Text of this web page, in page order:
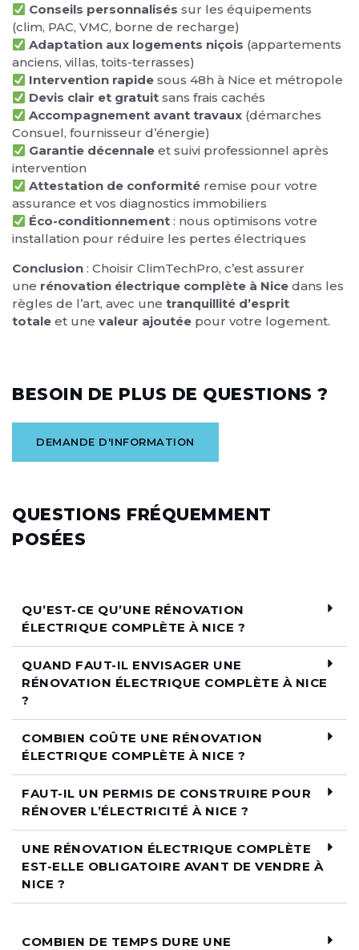
Conseils personnalisés sur les équipements
(clim, PAC, VMC, borne de recharge)
Adaptation aux logements niçois (appartements
anciens, villas, toits-terrasses)
Intervention rapide sous 48h à Nice et métropole
Devis clair et gratuit sans frais cachés
Accompagnement avant travaux (démarches
Consuel, fournisseur d’énergie)
Garantie décennale et suivi professionnel après
intervention
Attestation de conformité remise pour votre
assurance et vos diagnostics immobiliers
Éco-conditionnement : nous optimisons votre
installation pour réduire les pertes électriques
Conclusion : Choisir ClimTechPro, c’est assurer
une rénovation électrique complète à Nice dans les
règles de l’art, avec une tranquillité d’esprit
totale et une valeur ajoutée pour votre logement.
BESOIN DE PLUS DE QUESTIONS ?
DEMANDE D'INFORMATION
QUESTIONS FRÉQUEMMENT
POSÉES
QU’EST-CE QU’UNE RÉNOVATION
ÉLECTRIQUE COMPLÈTE À NICE ?
QUAND FAUT-IL ENVISAGER UNE
RÉNOVATION ÉLECTRIQUE COMPLÈTE À NICE
?
COMBIEN COÛTE UNE RÉNOVATION
ÉLECTRIQUE COMPLÈTE À NICE ?
FAUT-IL UN PERMIS DE CONSTRUIRE POUR
RÉNOVER L’ÉLECTRICITÉ À NICE ?
UNE RÉNOVATION ÉLECTRIQUE COMPLÈTE
EST-ELLE OBLIGATOIRE AVANT DE VENDRE À
NICE ?
COMBIEN DE TEMPS DURE UNE